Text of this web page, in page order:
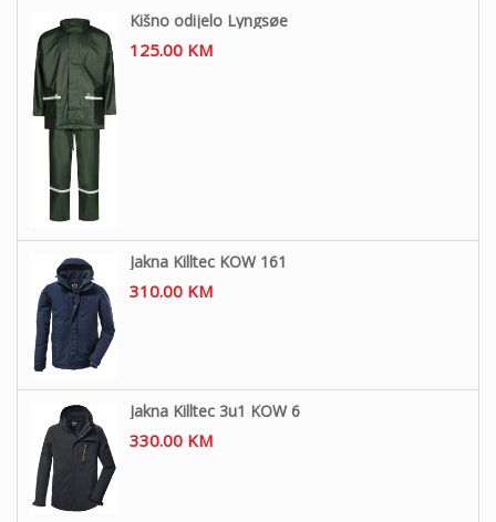
Kišno odijelo Lyngsøe
125.00 KM
Jakna Killtec KOW 161
310.00 KM
Jakna Killtec 3u1 KOW 6
330.00 KM